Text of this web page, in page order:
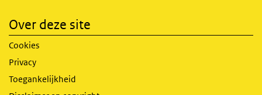
Over deze site
Cookies
Privacy
Toegankelijkheid